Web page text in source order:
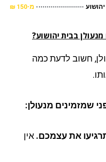
מ-150 ₪
בבית יהושוע?
לדעת כמה
מנעולן:
את עצמכם.אין